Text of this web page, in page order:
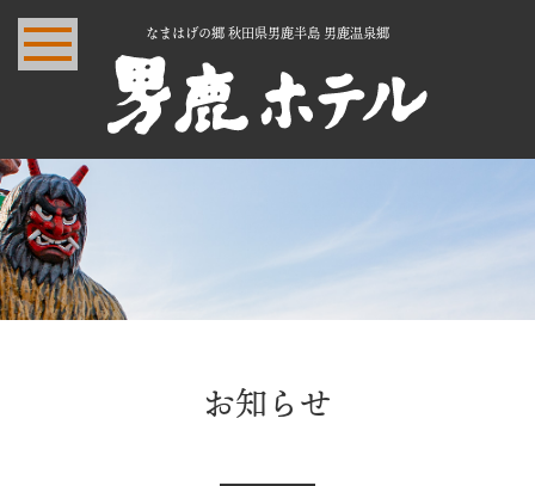
なまはげの郷 秋田県男鹿半島 男鹿温泉郷
お知らせ